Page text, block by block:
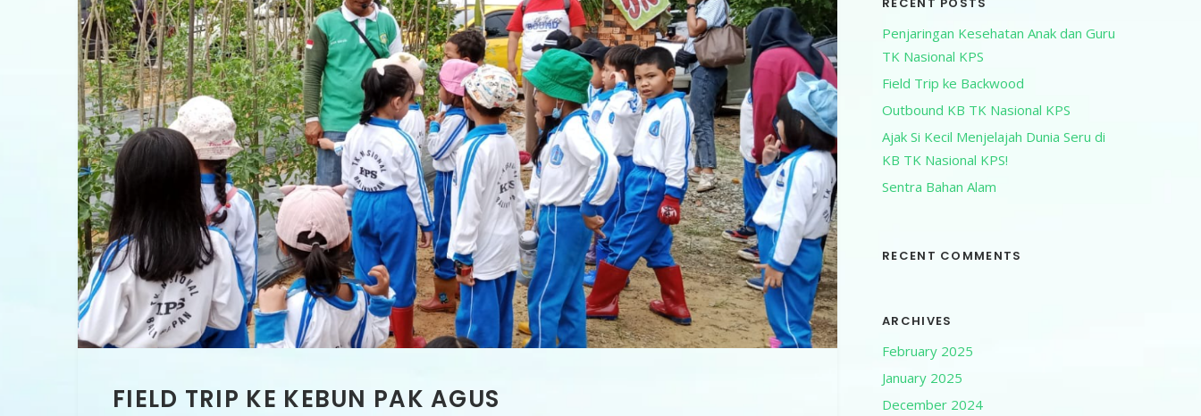
FIELD TRIP KE KEBUN PAK AGUS
RECENT POSTS
Penjaringan Kesehatan Anak dan Guru
TK Nasional KPS
Field Trip ke Backwood
Outbound KB TK Nasional KPS
Ajak Si Kecil Menjelajah Dunia Seru di
KB TK Nasional KPS!
Sentra Bahan Alam
RECENT COMMENTS
ARCHIVES
February 2025
January 2025
December 2024